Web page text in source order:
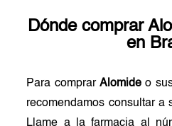
Dónde comprar
en
Para comprar Alomideo
recomendamos consultar a
Llame a la farmacia al